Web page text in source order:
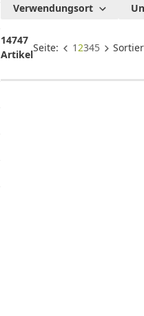
Verwendungsort
14747
Artikel
Seite: 12345